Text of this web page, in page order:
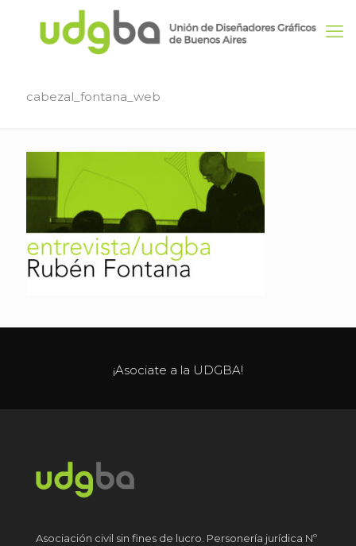
cabezal_fontana_web
¡Asociate a la UDGBA!
Asociación civil sin fines de lucro. Personería jurídica Nº